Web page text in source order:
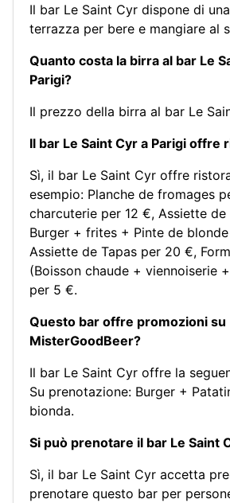
Il bar Le Saint Cyr dispone di
terrazza per bere e mangiare al
Quanto costa la birra al bar Le
Parigi?
Il prezzo della birra al bar Le
Il bar Le Saint Cyr a Parigi offre
Sì, il bar Le Saint Cyr offre
esempio: Planche de fromages
charcuterie per 12 €, Assiette
Burger + frites + Pinte de
Assiette de Tapas per 20 €,
(Boisson chaude + viennoiserie
per 5 €.
Questo bar offre promozioni su
MisterGoodBeer?
Il bar Le Saint Cyr offre la
Su prenotazione: Burger +
bionda.
Si può prenotare il bar Le Saint
Sì, il bar Le Saint Cyr accetta
prenotare questo bar per